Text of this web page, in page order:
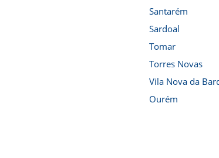
Santarém
Sardoal
Tomar
Torres Novas
Vila Nova da
Ourém